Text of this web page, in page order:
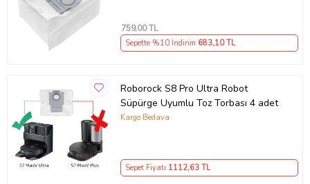
759,00 TL
Sepette %10 İndirim 683,10 TL
Roborock S8 Pro Ultra Robot
Süpürge Uyumlu Toz Torbası 4 adet
Kargo Bedava
Sepet Fiyatı 1112,63 TL